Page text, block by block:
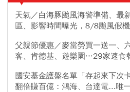
天氣／白海豚颱風海警準備、最
區、影響時間曝光，8/8颱風假
父親節優惠／麥當勞買一送一、
客、肯德基、遊樂園…29家速食
國安基金護盤名單「存起來下次
翻倍賺百億：鴻海、台達電...唯